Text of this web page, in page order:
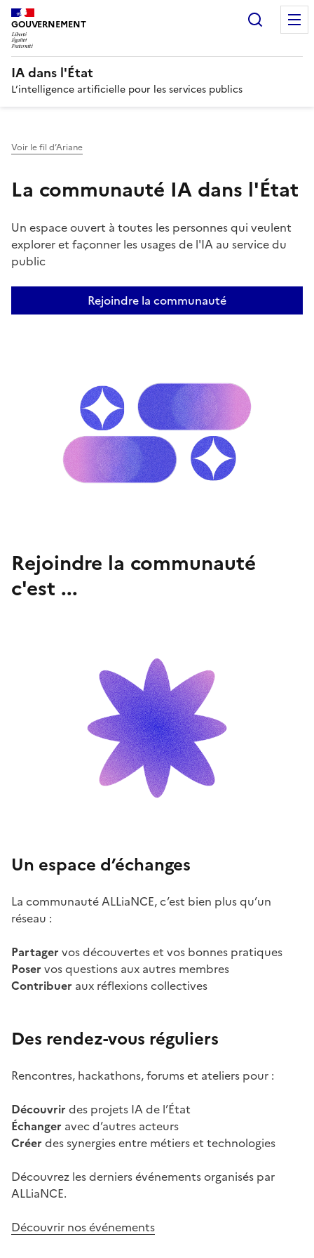
GOUVERNEMENT
IA dans l'État
L’intelligence artificielle pour les services publics
Voir le fil d’Ariane
La communauté IA dans l'État
Un espace ouvert à toutes les personnes qui veulent
explorer et façonner les usages de l'IA au service du
public
Rejoindre la communauté
Rejoindre la communauté
c'est ...
Un espace d’échanges
La communauté ALLiaNCE, c’est bien plus qu’un
réseau :
Partager vos découvertes et vos bonnes pratiques
Poser vos questions aux autres membres
Contribuer aux réflexions collectives
Des rendez-vous réguliers
Rencontres, hackathons, forums et ateliers pour :
Découvrir des projets IA de l’État
Échanger avec d’autres acteurs
Créer des synergies entre métiers et technologies
Découvrez les derniers événements organisés par
ALLiaNCE.
Découvrir nos événements